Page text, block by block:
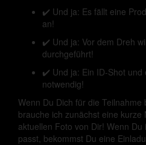
✔️ Und ja: Es fällt eine
an!
✔️ Und ja: Vor dem Dreh
durchgeführt!
✔️ Und ja: Ein ID-Shot und
notwendig!
Wenn Du Dich für die Teilnahme
brauche ich zunächst eine kurze
aktuellen Foto von Dir! Wenn
passt, bekommst Du eine